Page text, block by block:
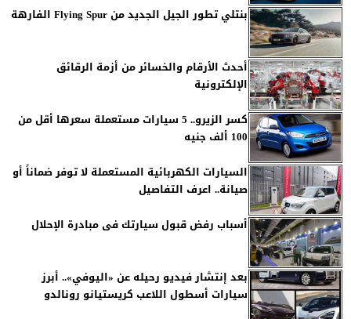
بنتلي تطور الجيل الجديد من Flying Spur الفارهة
أحدث الأرقام والخسائر من أزمة الرقائق
الإلكترونية
كسر الزيرو.. 5 سيارات مستعملة سعرها أقل من
100 ألف جنيه
السيارات الكهربائية المستعملة لا توفر ضماناً أو
صيانة.. اعرف التفاصيل
أسباب رفض قبول سيارتك فى مبادرة الإحلال
بعد إنتشار فيديو رحيله عن «اليوفي».. أبرز
سيارات أسطول اللاعب كريستيانو رونالدو